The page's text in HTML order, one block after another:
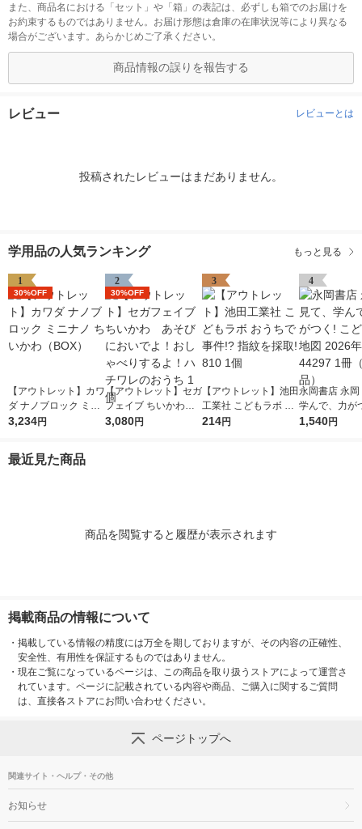
また、商品名における「セット」や「箱」の表記は、必ずしも箱でのお届けを
お約束するものではありません。お届け形態は倉庫の在庫状況等により異なる
場合がございます。あらかじめご了承ください。
商品情報の誤りを報告する
レビュー レビューとは
投稿されたレビューはまだありません。
学用品の人気ランキング もっと見る
1
30%OFF
【アウトレット】カワ
ダ ナノブロック ミニ
ナノ ちいかわ（BO
3,234円
2
30%OFF
【アウトレット】セガ
フェイブ ちいかわ
あそびにおいでよ！お
3,080円
3
【アウトレット】池田
工業社 こどもラボ お
うちで事件!? 指紋を
214円
4
永岡書店 永岡
学んで、力が
ども日本地図
1,540円
最近見た商品
商品を閲覧すると履歴が表示されます
掲載商品の情報について
・ 掲載している情報の精度には万全を期しておりますが、その内容の正確性、
安全性、有用性を保証するものではありません。
・ 現在ご覧になっているページは、この商品を取り扱うストアによって運営さ
れています。ページに記載されている内容や商品、ご購入に関するご質問
は、直接各ストアにお問い合わせください。
ページトップへ
関連サイト・ヘルプ・その他
お知らせ